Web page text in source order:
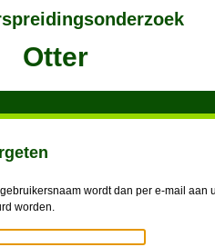
wordt dan per e-mail
worden.